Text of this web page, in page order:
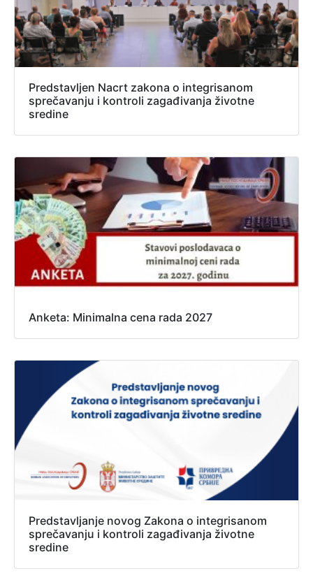
Predstavljen Nacrt zakona o integrisanom
sprečavanju i kontroli zagađivanja životne
sredine
Anketa: Minimalna cena rada 2027
Predstavljanje novog Zakona o integrisanom
sprečavanju i kontroli zagađivanja životne
sredine